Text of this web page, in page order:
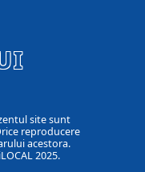
site sunt
reproducere
acestora.
2025.